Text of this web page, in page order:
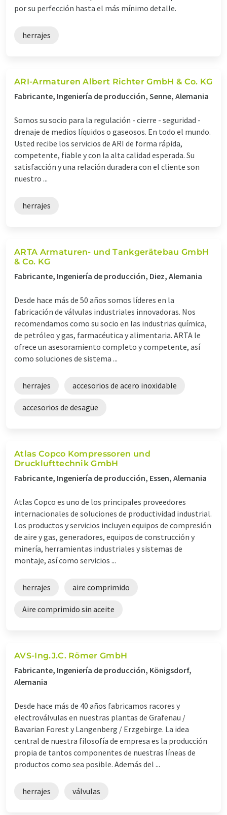
por su perfección hasta el más mínimo detalle.
herrajes
ARI-Armaturen Albert Richter GmbH & Co. KG
Fabricante, Ingeniería de producción, Senne, Alemania
Somos su socio para la regulación - cierre - seguridad -
drenaje de medios líquidos o gaseosos. En todo el mundo.
Usted recibe los servicios de ARI de forma rápida,
competente, fiable y con la alta calidad esperada. Su
satisfacción y una relación duradera con el cliente son
nuestro ...
herrajes
ARTA Armaturen- und Tankgerätebau GmbH
& Co. KG
Fabricante, Ingeniería de producción, Diez, Alemania
Desde hace más de 50 años somos líderes en la
fabricación de válvulas industriales innovadoras. Nos
recomendamos como su socio en las industrias química,
de petróleo y gas, farmacéutica y alimentaria. ARTA le
ofrece un asesoramiento completo y competente, así
como soluciones de sistema ...
herrajes accesorios de acero inoxidable
accesorios de desagüe
Atlas Copco Kompressoren und
Drucklufttechnik GmbH
Fabricante, Ingeniería de producción, Essen, Alemania
Atlas Copco es uno de los principales proveedores
internacionales de soluciones de productividad industrial.
Los productos y servicios incluyen equipos de compresión
de aire y gas, generadores, equipos de construcción y
minería, herramientas industriales y sistemas de
montaje, así como servicios ...
herrajes aire comprimido
Aire comprimido sin aceite
AVS-Ing.J.C. Römer GmbH
Fabricante, Ingeniería de producción, Königsdorf,
Alemania
Desde hace más de 40 años fabricamos racores y
electroválvulas en nuestras plantas de Grafenau /
Bavarian Forest y Langenberg / Erzgebirge. La idea
central de nuestra filosofía de empresa es la producción
propia de tantos componentes de nuestras líneas de
productos como sea posible. Además del ...
herrajes válvulas